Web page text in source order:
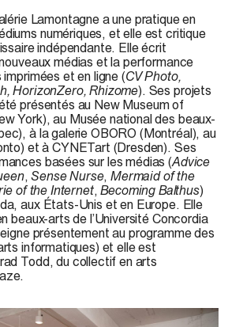
Lamontagnea une pratique en
numériques, et elle est critique
indépendante. Elle écrit
médias et la performance
et en ligne (CV Photo,
HorizonZero, Rhizome). Ses projets
présentés au New Museum of
York), au Musée national des beaux-
à la galerie OBORO (Montréal), au
et à CYNETart (Dresden). Ses
basées sur les médias (Advice
,Sense Nurse,Mermaid of the
of the Internet,Becoming Balthus)
aux États-Unis et en Europe. Elle
beaux-arts de l’Université Concordia
présentement au programme des
informatiques) et elle est
Todd, du collectif en arts